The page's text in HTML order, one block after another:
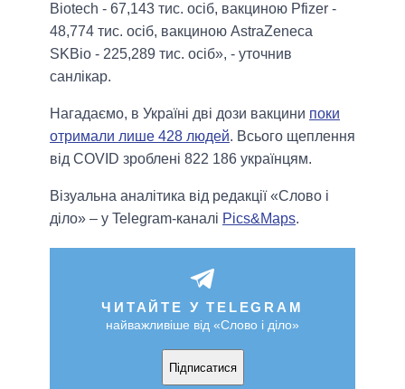
Biotech - 67,143 тис. осіб, вакциною Pfizer -
48,774 тис. осіб, вакциною AstraZeneca
SKBio - 225,289 тис. осіб», - уточнив
санлікар.
Нагадаємо, в Україні дві дози вакцини поки
отримали лише 428 людей. Всього щеплення
від COVID зроблені 822 186 українцям.
Візуальна аналітика від редакції «Слово і
діло» – у Telegram-каналі Pics&Maps.
ЧИТАЙТЕ У TELEGRAM
найважливіше від «Слово і діло»
Підписатися